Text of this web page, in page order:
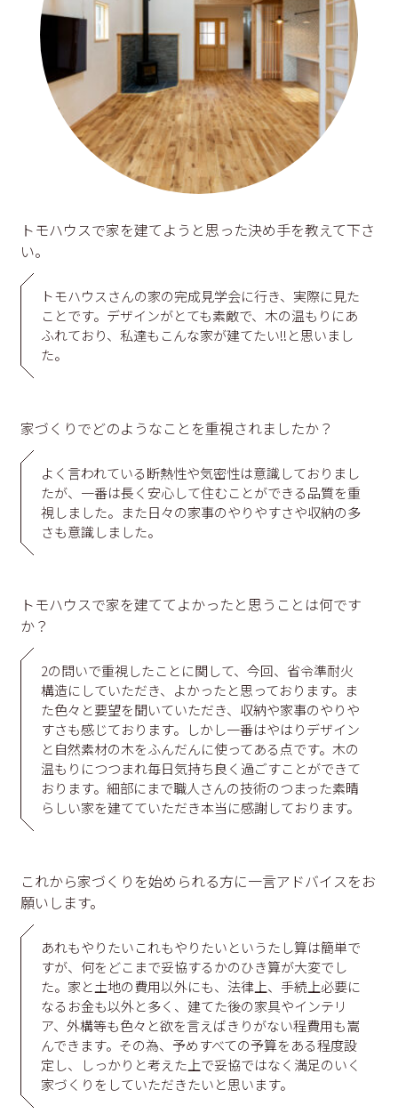
トモハウスで家を建てようと思った決め手を教えて下さ
い。
トモハウスさんの家の完成見学会に行き、実際に見た
ことです。デザインがとても素敵で、木の温もりにあ
ふれており、私達もこんな家が建てたい‼と思いまし
た。
家づくりでどのようなことを重視されましたか？
よく言われている断熱性や気密性は意識しておりまし
たが、一番は長く安心して住むことができる品質を重
視しました。また日々の家事のやりやすさや収納の多
さも意識しました。
トモハウスで家を建ててよかったと思うことは何です
か？
2の問いで重視したことに関して、今回、省令準耐火
構造にしていただき、よかったと思っております。ま
た色々と要望を聞いていただき、収納や家事のやりや
すさも感じております。しかし一番はやはりデザイン
と自然素材の木をふんだんに使ってある点です。木の
温もりにつつまれ毎日気持ち良く過ごすことができて
おります。細部にまで職人さんの技術のつまった素晴
らしい家を建てていただき本当に感謝しております。
これから家づくりを始められる方に一言アドバイスをお
願いします。
あれもやりたいこれもやりたいというたし算は簡単で
すが、何をどこまで妥協するかのひき算が大変でし
た。家と土地の費用以外にも、法律上、手続上必要に
なるお金も以外と多く、建てた後の家具やインテリ
ア、外構等も色々と欲を言えばきりがない程費用も嵩
んできます。その為、予めすべての予算をある程度設
定し、しっかりと考えた上で妥協ではなく満足のいく
家づくりをしていただきたいと思います。